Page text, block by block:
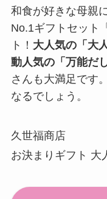
和食が好きな母親
No.1ギフトセット
ト！ 大人気の「大
動人気の「万能だし
さんも大満足です
なるでしょう。
久世福商店
お決まりギフト 大